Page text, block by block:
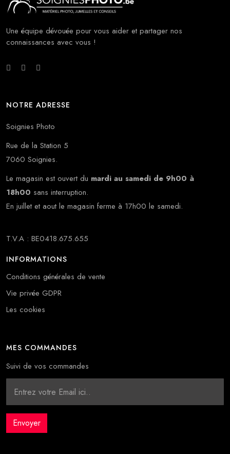
Une équipe dévouée pour vous aider et partager nos
connaissances avec vous !
NOTRE ADRESSE
Soignies Photo
Rue de la Station 5
7060 Soignies.
Le magasin est ouvert du mardi au samedi de 9h00 à
18h00 sans interruption.
En juillet et aout le magasin ferme à 17h00 le samedi.
T.V.A : BE0418.675.655
INFORMATIONS
Conditions générales de vente
Vie privée GDPR
Les cookies
MES COMMANDES
Suivi de vos commandes